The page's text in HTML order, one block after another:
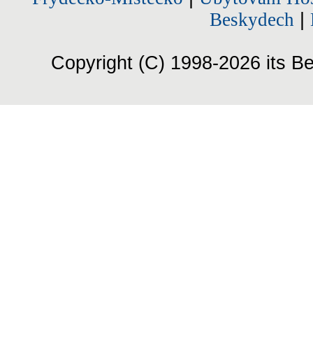
Beskydech
Copyright (C) 1998-2026 its